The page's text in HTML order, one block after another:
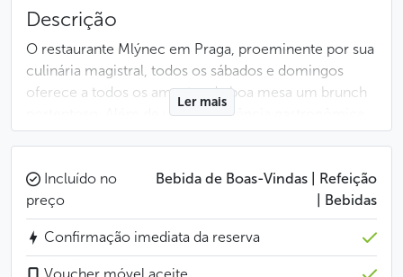
Descrição
O restaurante Mlýnec em Praga, proeminente por sua
culinária magistral, todos os sábados e domingos
oferece a todos os amantes de boa mesa um brunch
portentoso. Além de uma experiência gastronômica
esse restaurante oferece também uma vista de tirar
condições de tempo o visitante do terraço do
restaurante se deixa levar, tão fascinante que é a vista.
Menu
Ler mais
Incluído no
preço
Bebida de Boas-Vindas | Refeição
| Bebidas
Confirmação imediata da reserva